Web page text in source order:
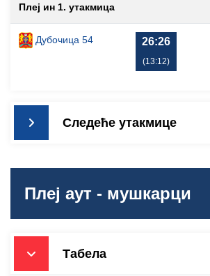
Плеј ин 1. утакмица
Дубочица 54 26:26
(13:12)
Следеће утакмице
Плеј аут - мушкарци
Табела